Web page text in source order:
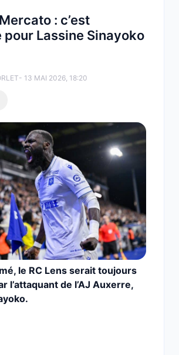
: c’est
Lassine Sinayoko
- 13 MAI 2026, 18:20
le RC Lens serait toujours
l’attaquant de l’AJ Auxerre,